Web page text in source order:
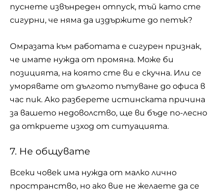
пуснете извънреден отпуск, тъй като сте
сигурни, че няма да издържите до петък?
Омразата към работата е сигурен признак,
че имате нужда от промяна. Може би
позицията, на която сте ви е скучна. Или се
уморявате от дългото пътуване до офиса в
час пик. Ако разберете истинската причина
за вашето недоволство, ще ви бъде по-лесно
да откриете изход от ситуацията.
7. Не общувате
Всеки човек има нужда от малко лично
пространство, но ако вие не желаете да се